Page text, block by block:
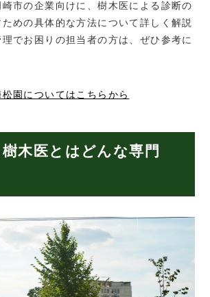
市の企業向けに、樹木医による診断の
めの具体的な方法について詳しく解説
でお困りの担当者の方は、ぜひ参考に
松園についてはこちらから
木医とはどんな専門